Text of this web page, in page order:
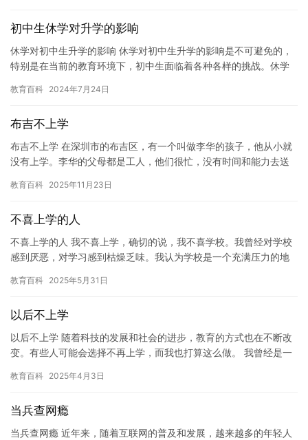
初中生休学对升学的影响
休学对初中生升学的影响 休学对初中生升学的影响是不可避免的，
特别是在当前的教育环境下，初中生面临着各种各样的挑战。休学
之路…
教育百科 2024年7月24日
布吉不上学
布吉不上学 在深圳市的布吉区，有一个叫做李华的孩子，他从小就
没有上学。李华的父母都是工人，他们很忙，没有时间和能力去送
习和…
教育百科 2025年11月23日
不喜上学的人
不喜上学的人 我不喜上学，确切的说，我不喜学校。我曾经对学校
感到厌恶，对学习感到枯燥乏味。我认为学校是一个充满压力的地
获得…
教育百科 2025年5月31日
以后不上学
以后不上学 随着科技的发展和社会的进步，教育的方式也在不断改
变。有些人可能会选择不再上学，而我也打算这么做。 我曾经是一
常…
教育百科 2025年4月3日
当兵查网瘾
当兵查网瘾 近年来，随着互联网的普及和发展，越来越多的年轻人